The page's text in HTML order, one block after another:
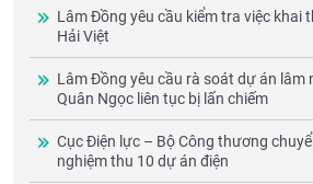
Lâm Đồng yêu cầu kiểm tra việc khai
Hải Việt
Lâm Đồng yêu cầu rà soát dự án lâm
Quân Ngọc liên tục bị lấn chiếm
Cục Điện lực – Bộ Công thương
nghiệm thu 10 dự án điện